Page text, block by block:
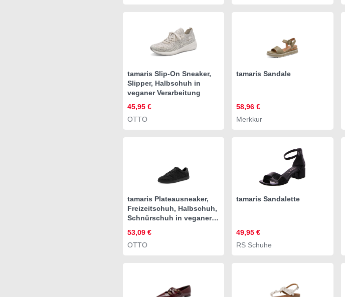
tamaris Slip-On Sneaker,
Slipper, Halbschuh in
veganer Verarbeitung
45,95 €
OTTO
tamaris Sandale
58,96 €
Merkkur
tamaris Plateausneaker,
Freizeitschuh, Halbschuh,
Schnürschuh in veganer
53,09 €
OTTO
tamaris Sandalette
49,95 €
RS Schuhe